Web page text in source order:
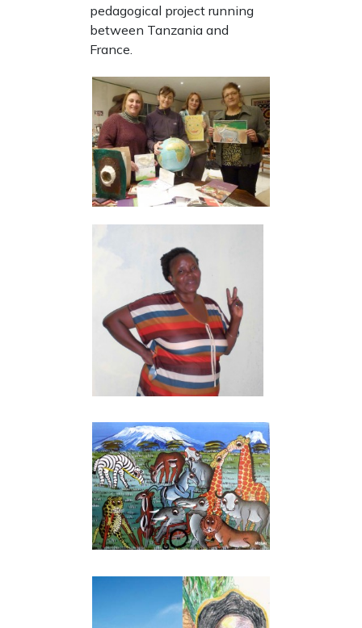
pedagogical project running
between Tanzania and
France.